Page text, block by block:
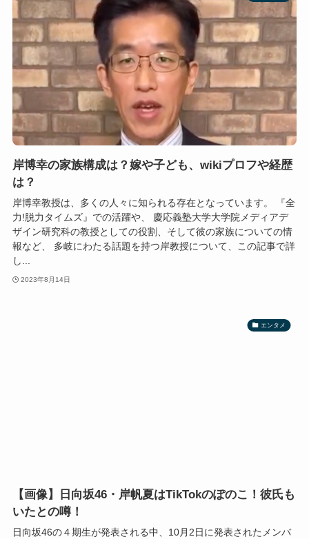
岸博幸の家族構成は？嫁や子ども、wikiプロフや経歴
は？
岸博幸教授は、多くの人々に知られる存在となっています。 『全
力!脱力タイムズ』での活躍や、 慶応義塾大学大学院メディアデ
ザイン研究科の教授としての役割、そして彼の家族についての情
報など、 多岐にわたる話題を持つ岸教授について、この記事で詳
し...
2023年8月14日
エンタメ
【画像】日向坂46・岸帆夏はTikTokのぽのこ！彼氏も
いたとの噂！
日向坂46の４期生が発表される中、10月2日に発表されたメンバ